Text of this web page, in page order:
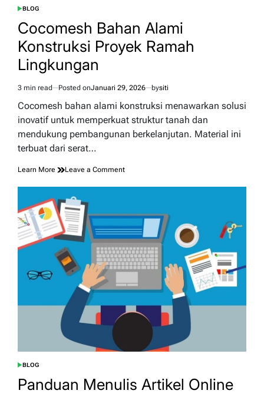
POSTED
BLOG
Cocomesh Bahan Alami
Konstruksi Proyek Ramah
Lingkungan
Estimated
read
3 min read Posted onJanuari 29, 2026 bysiti
Cocomesh bahan alami konstruksi menawarkan solusi
inovatif untuk memperkuat struktur tanah dan
mendukung pembangunan berkelanjutan. Material ini
terbuat dari serat…
Learn More Leave a Commenton
Konstruksi
Proyek
Ramah
Lingkungan
POSTED
BLOG
Panduan Menulis Artikel Online